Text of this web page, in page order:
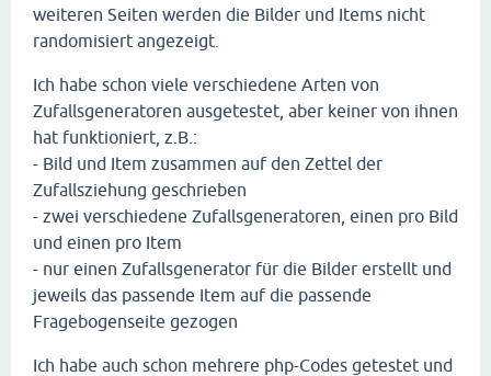
weiteren Seiten werden die Bilder und Items nicht
randomisiert angezeigt.
Ich habe schon viele verschiedene Arten von
Zufallsgeneratoren ausgetestet, aber keiner von ihnen
hat funktioniert, z.B.:
- Bild und Item zusammen auf den Zettel der
Zufallsziehung geschrieben
- zwei verschiedene Zufallsgeneratoren, einen pro Bild
und einen pro Item
- nur einen Zufallsgenerator für die Bilder erstellt und
jeweils das passende Item auf die passende
Fragebogenseite gezogen
Ich habe auch schon mehrere php-Codes getestet und